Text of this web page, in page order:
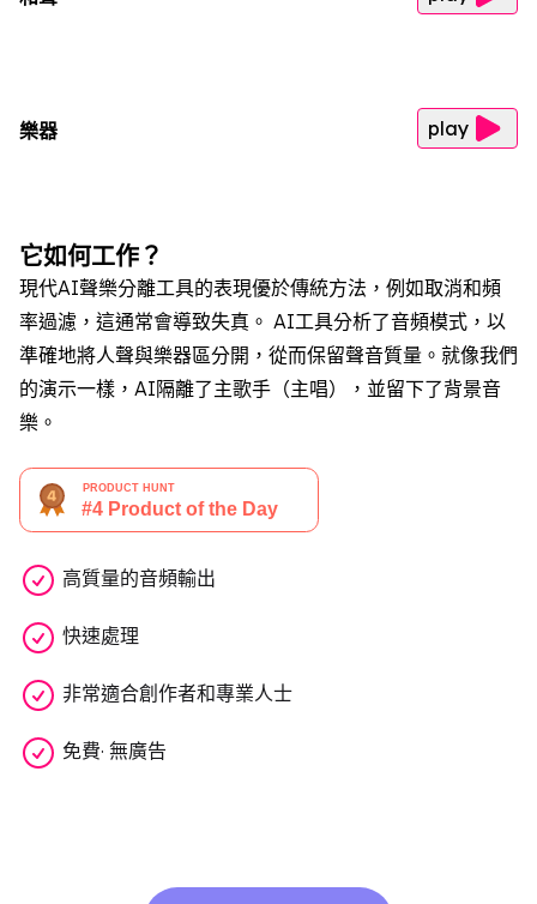
樂器 play
它如何工作？
現代AI聲樂分離工具的表現優於傳統方法，例如取消和頻
率過濾，這通常會導致失真。 AI工具分析了音頻模式，以
準確地將人聲與樂器區分開，從而保留聲音質量。就像我們
的演示一樣，AI隔離了主歌手（主唱），並留下了背景音
樂。
高質量的音頻輸出
快速處理
非常適合創作者和專業人士
免費· 無廣告